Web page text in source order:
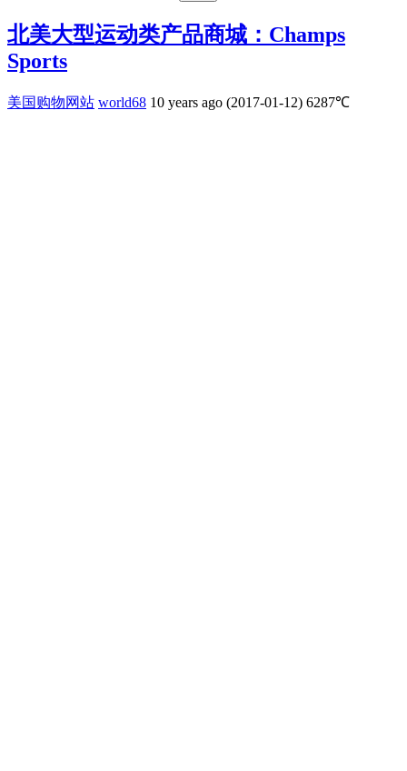
北美大型运动类产品商城：Champs
Sports
美国购物网站 world68 10 years ago (2017-01-12) 6287℃